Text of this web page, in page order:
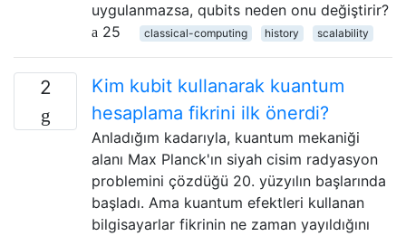
uygulanmazsa, qubits neden onu değiştirir?
25
classical-computing history scalability
2
Kim kubit kullanarak kuantum
hesaplama fikrini ilk önerdi?
Anladığım kadarıyla, kuantum mekaniği
alanı Max Planck'ın siyah cisim radyasyon
problemini çözdüğü 20. yüzyılın başlarında
başladı. Ama kuantum efektleri kullanan
bilgisayarlar fikrinin ne zaman yayıldığını